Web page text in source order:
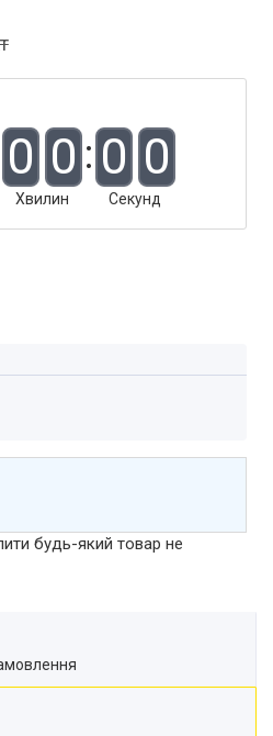
0 0
Хвилин
0 0
Секунд
будь-який товар не